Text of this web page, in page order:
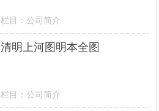
栏目：公司简介
清明上河图明本全图
栏目：公司简介